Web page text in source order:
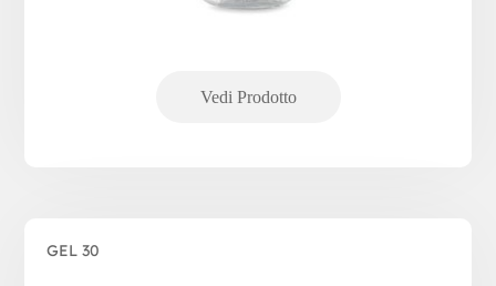
GEL 30